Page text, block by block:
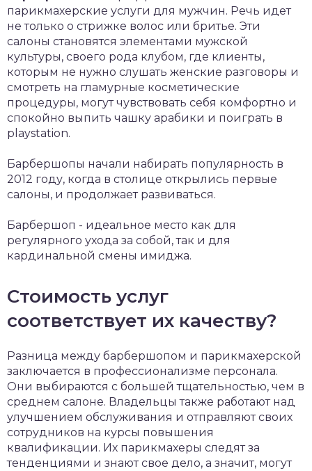
парикмахерские услуги для мужчин. Речь идет
не только о стрижке волос или бритье. Эти
салоны становятся элементами мужской
культуры, своего рода клубом, где клиенты,
которым не нужно слушать женские разговоры и
смотреть на гламурные косметические
процедуры, могут чувствовать себя комфортно и
спокойно выпить чашку арабики и поиграть в
playstation.
Барбершопы начали набирать популярность в
2012 году, когда в столице открылись первые
салоны, и продолжает развиваться.
Барбершоп - идеальное место как для
регулярного ухода за собой, так и для
кардинальной смены имиджа.
Стоимость услуг
соответствует их качеству?
Разница между барбершопом и парикмахерской
заключается в профессионализме персонала.
Они выбираются с большей тщательностью, чем в
среднем салоне. Владельцы также работают над
улучшением обслуживания и отправляют своих
сотрудников на курсы повышения
квалификации. Их парикмахеры следят за
тенденциями и знают свое дело, а значит, могут